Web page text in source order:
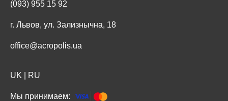
(093) 955 15 92
г. Львов, ул. Зализнычна, 18
office@acropolis.ua
UK RU
Мы принимаем: